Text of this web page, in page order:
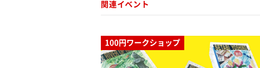
関連イベント
100円ワークショップ